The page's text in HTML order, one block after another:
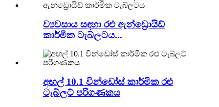
ව්‍යවසාය සඳහා රළු ඇන්ඩ්‍රොයිඩ්
කාර්මික ටැබ්ලටය...
අඟල් 10.1 වින්ඩෝස් කාර්මික රළු
ටැබ්ලට් පරිගණකය